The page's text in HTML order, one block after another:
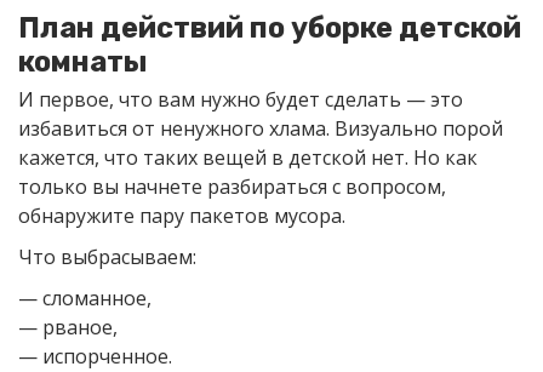
План действий по уборке детской
комнаты
И первое, что вам нужно будет сделать — это
избавиться от ненужного хлама. Визуально порой
кажется, что таких вещей в детской нет. Но как
только вы начнете разбираться с вопросом,
обнаружите пару пакетов мусора.
Что выбрасываем:
— сломанное,
— рваное,
— испорченное.